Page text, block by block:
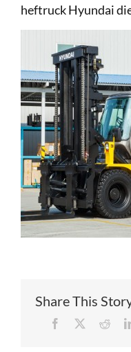
heftruck Hyundai
Share This
Facebook